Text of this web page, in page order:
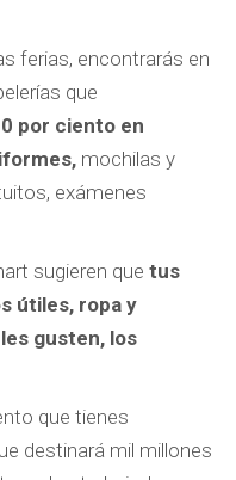
ferias, encontrarás en
que
por ciento en
mochilas y
exámenes
sugieren que tus
útiles, ropa y
gusten, los
que tienes
destinará mil millones